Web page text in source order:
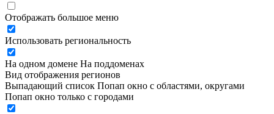
Отображать большое меню
Использовать региональность
На одном домене На поддоменах
Вид отображения регионов
Выпадающий список Попап окно c областями, округами
Попап окно только с городами